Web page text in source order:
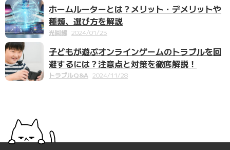
ホームルーターとは？メリット・デメリットや
種類、選び方を解説
光回線 2024/01/25
子どもが遊ぶオンラインゲームのトラブルを回
避するには？注意点と対策を徹底解説！
トラブルQ&A 2024/11/28